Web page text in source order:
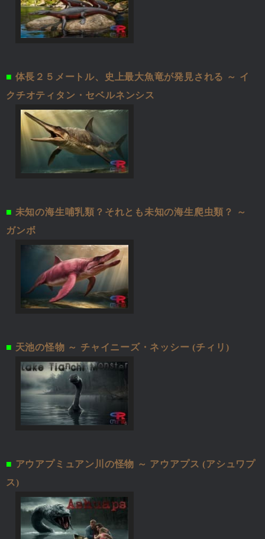
■ 体長２５メートル、史上最大魚竜が発見される ～ イ
クチオティタン・セベルネンシス
■ 未知の海生哺乳類？それとも未知の海生爬虫類？ ～
ガンボ
■ 天池の怪物 ～ チャイニーズ・ネッシー (チィリ)
■ アウアプミュアン川の怪物 ～ アウアプス (アシュワプ
ス)